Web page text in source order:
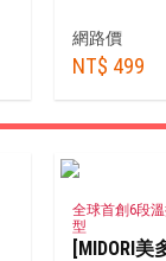
網路價
NT$ 499
全球首創6段
型
[MIDORI